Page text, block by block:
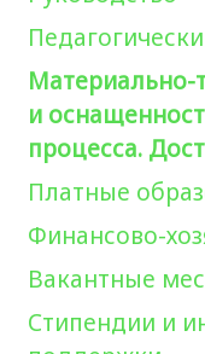
Материально-
и
процесса.
Платные
Финансово-
Вакантные
Стипендии и